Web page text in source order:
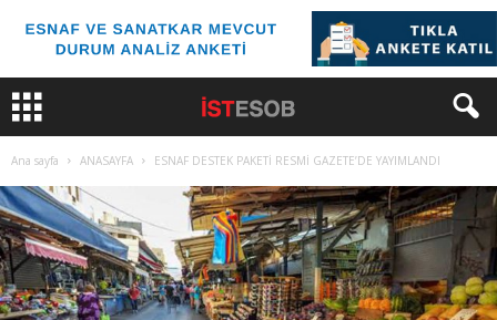
Ana sayfa ANASAYFA ESNAF DESTEK PAKETİ RESMİ GAZETE’DE YAYIMLANDI